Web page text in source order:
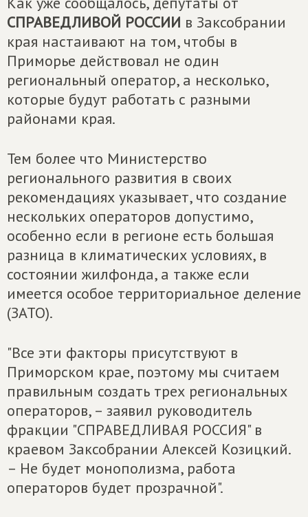
СПРАВЕДЛИВОЙ РОССИИ в Заксобрании
края настаивают на том, чтобы в
Приморье действовал не один
региональный оператор, а несколько,
которые будут работать с разными
районами края.
Тем более что Министерство
регионального развития в своих
рекомендациях указывает, что создание
нескольких операторов допустимо,
особенно если в регионе есть большая
разница в климатических условиях, в
состоянии жилфонда, а также если
имеется особое территориальное деление
(ЗАТО).
"Все эти факторы присутствуют в
Приморском крае, поэтому мы считаем
правильным создать трех региональных
операторов, – заявил руководитель
фракции "СПРАВЕДЛИВАЯ РОССИЯ" в
краевом Заксобрании Алексей Козицкий.
– Не будет монополизма, работа
операторов будет прозрачной".